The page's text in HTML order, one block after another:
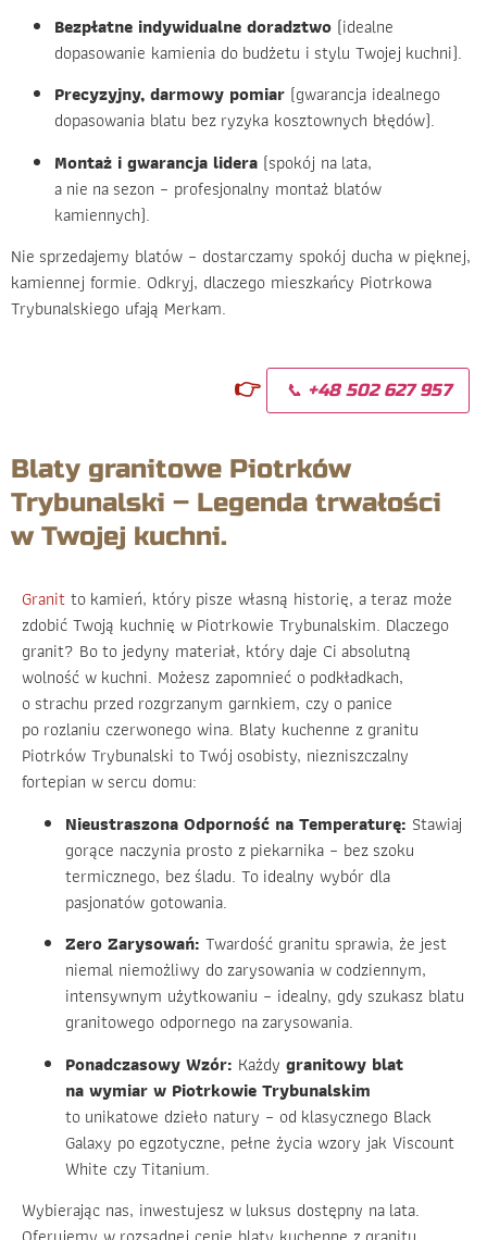
Bezpłatne indywidualne doradztwo (idealne
dopasowanie kamienia do budżetu i stylu Twojej kuchni).
Precyzyjny, darmowy pomiar (gwarancja idealnego
dopasowania blatu bez ryzyka kosztownych błędów).
Montaż i gwarancja lidera (spokój na lata,
a nie na sezon – profesjonalny montaż blatów
kamiennych).
Nie sprzedajemy blatów – dostarczamy spokój ducha w pięknej,
kamiennej formie. Odkryj, dlaczego mieszkańcy Piotrkowa
Trybunalskiego ufają Merkam.
👉 📞 +48 502 627 957
Blaty granitowe Piotrków
Trybunalski – Legenda trwałości
w Twojej kuchni.
Granit to kamień, który pisze własną historię, a teraz może
zdobić Twoją kuchnię w Piotrkowie Trybunalskim. Dlaczego
granit? Bo to jedyny materiał, który daje Ci absolutną
wolność w kuchni. Możesz zapomnieć o podkładkach,
o strachu przed rozgrzanym garnkiem, czy o panice
po rozlaniu czerwonego wina. Blaty kuchenne z granitu
Piotrków Trybunalski to Twój osobisty, niezniszczalny
fortepian w sercu domu:
Nieustraszona Odporność na Temperaturę: Stawiaj
gorące naczynia prosto z piekarnika – bez szoku
termicznego, bez śladu. To idealny wybór dla
pasjonatów gotowania.
Zero Zarysowań: Twardość granitu sprawia, że jest
niemal niemożliwy do zarysowania w codziennym,
intensywnym użytkowaniu – idealny, gdy szukasz blatu
granitowego odpornego na zarysowania.
Ponadczasowy Wzór: Każdy granitowy blat
na wymiar w Piotrkowie Trybunalskim
to unikatowe dzieło natury – od klasycznego Black
Galaxy po egzotyczne, pełne życia wzory jak Viscount
White czy Titanium.
Wybierając nas, inwestujesz w luksus dostępny na lata.